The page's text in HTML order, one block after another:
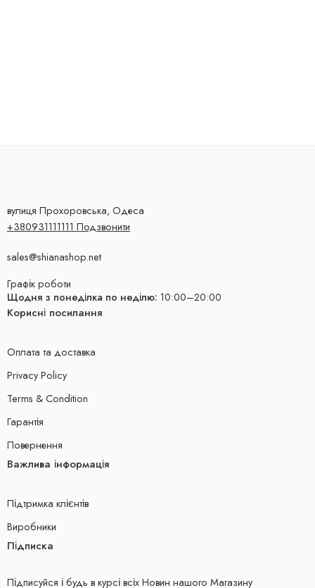
вулиця Прохоровська, Одеса
+380931111111 Подзвонити
sales@shianashop.net
Графік роботи
Щодня з понеділка по неділю: 10:00–20:00
Корисні посилання
Оплата та доставка
Privacy Policy
Terms & Condition
Гарантія
Повернення
Важлива інформація
Підтримка клієнтів
Виробники
Підписка
Підписуйся і будь в курсі всіх Новин нашого Магазину